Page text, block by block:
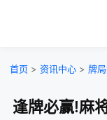
首页 > 资讯中心 > 牌
逢牌必赢!麻